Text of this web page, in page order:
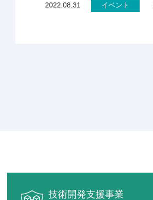
2022.08.31 イベント
技術開発支援事業